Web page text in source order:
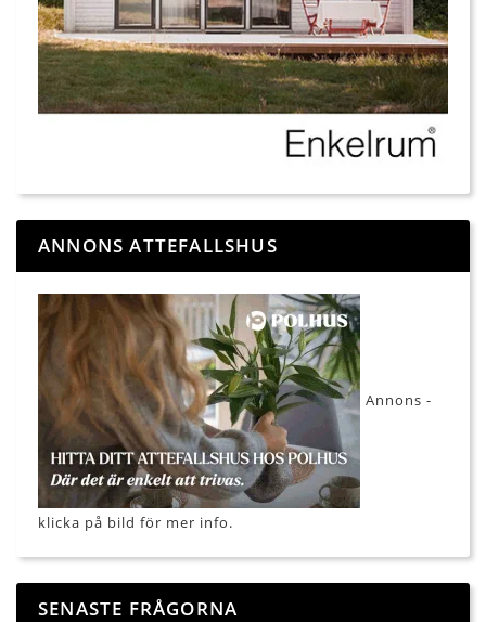
ANNONS ATTEFALLSHUS
Annons -
klicka på bild för mer info.
SENASTE FRÅGORNA